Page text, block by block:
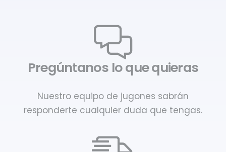
Pregúntanos lo que quieras
Nuestro equipo de jugones sabrán
responderte cualquier duda que tengas.